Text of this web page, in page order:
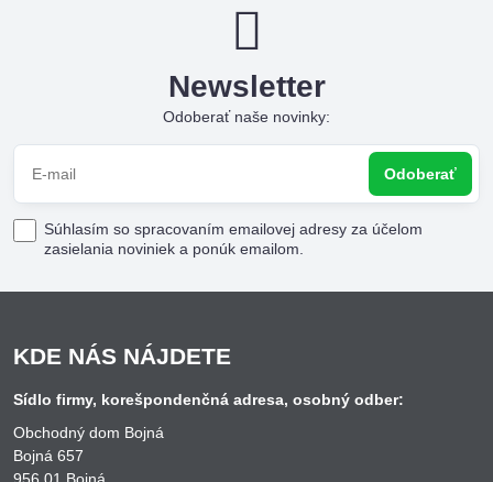
Newsletter
Odoberať naše novinky:
Odoberať
Súhlasím so spracovaním emailovej adresy za účelom
zasielania noviniek a ponúk emailom.
KDE NÁS NÁJDETE
Sídlo firmy, korešpondenčná adresa, osobný odber:
Obchodný dom Bojná
Bojná 657
956 01 Bojná